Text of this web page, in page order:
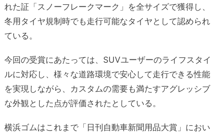
れた証「スノーフレークマーク」を全サイズで獲得し、
冬用タイヤ規制時でも走行可能なタイヤとして認められ
ている。
今回の受賞にあたっては、SUVユーザーのライフスタイ
ルに対応し、様々な道路環境で安心して走行できる性能
を実現しながら、カスタムの需要も満たすアグレッシブ
な外観とした点が評価されたとしている。
横浜ゴムはこれまで「日刊自動車新聞用品大賞」におい